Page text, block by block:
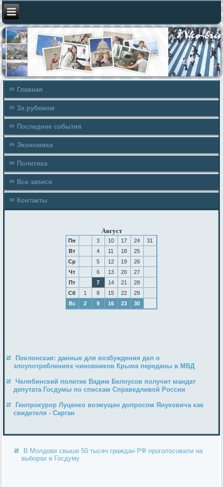
Главная
За рубежом
Последние события
Экономика
Политика
Все записи
Контакты
Август
Пн 3 10 17 24
31
Вт
4 11 18
25
Ср
5 12 19
26
Чт
6 13 20
27
Пт
7 14 21
28
Сб
1 8 15 22
29
Вс
2 9 16 23 30
Поклонская: данные для возбуждения дел о
злоупотреблениях чиновников Крыма переданы в МВД
Челябинский политик Вадим Белоусов получит мандат
депутата Госдумы по спискам Справедливой России
Генпрокурор Луценко возмущен допросом Януковича как
свидетеля - Сарган
В Молдове свыше 50 тысяч граждан РФ проголосовали на
выборах в Госдуму